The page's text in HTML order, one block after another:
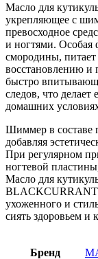
Масло для
укрепляющее с
превосходное
и ногтями. Особая
смородины, питает
восстановлению и
быстро
следов, что
домашних
Шиммер в составе
добавляя
При регулярном
ногтевой
Масло для
BLACKCURRANT
ухоженного и
сиять здоровьем и
Бренд